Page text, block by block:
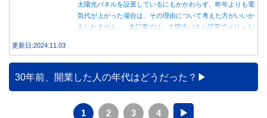
太陽光パネルを設置しているにもかかわらず、昨年よりも電
気代が上がった場合は、その理由について考えた方がいいか
もしれません。 本記事では、太陽光パネル設置でメリット
更新日:2024.11.03
30年前、開業した人の年代はどうだった？
1 2 3 4 ▶